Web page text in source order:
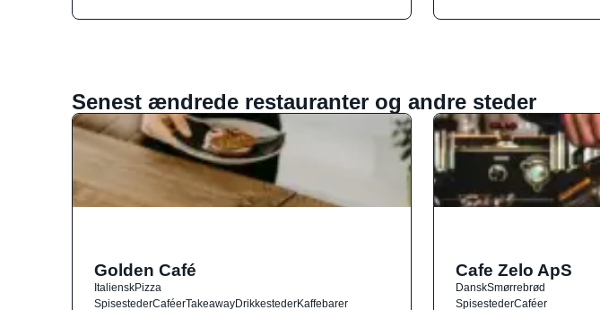
Senest ændrede restauranter og andre steder
Golden Café
ItalienskPizza
SpisestederCaféerTakeawayDrikkestederKaffebarer
Cafe Zelo ApS
DanskSmørrebrød
SpisestederCaféer